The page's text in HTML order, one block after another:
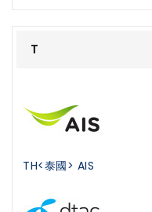
T
TH<泰國> AIS